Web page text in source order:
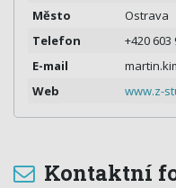
Město
Ostrava
Telefon
+420 603
E-mail
Web
www.z-
Kontaktní